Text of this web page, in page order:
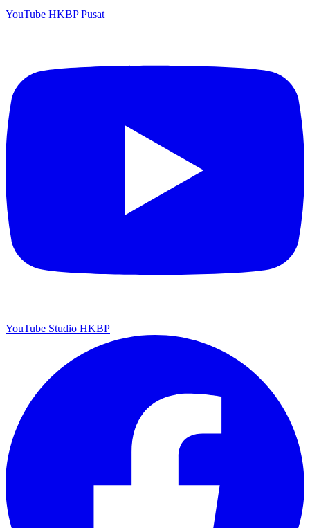
YouTube HKBP Pusat
YouTube Studio HKBP